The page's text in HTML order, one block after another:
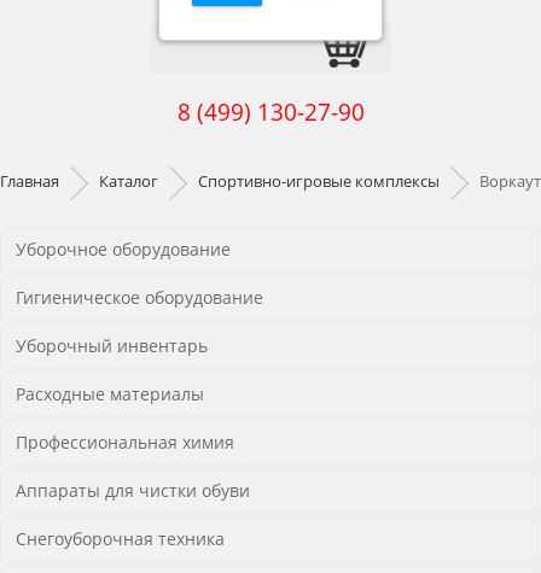
8 (499) 130-27-90
Главная Каталог Спортивно-игровые комплексы Воркаут
Уборочное оборудование
Гигиеническое оборудование
Уборочный инвентарь
Расходные материалы
Профессиональная химия
Аппараты для чистки обуви
Снегоуборочная техника